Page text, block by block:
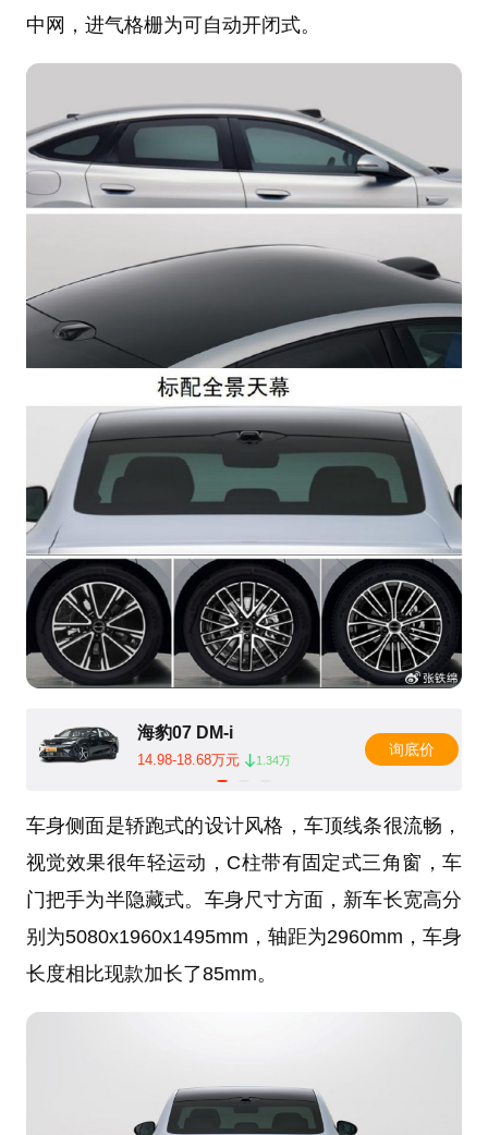
中网，进气格栅为可自动开闭式。
海豹07 DM-i
14.98-18.68万元 1.34万
询底价
车身侧面是轿跑式的设计风格，车顶线条很流畅，
视觉效果很年轻运动，C柱带有固定式三角窗，车
门把手为半隐藏式。车身尺寸方面，新车长宽高分
别为5080x1960x1495mm，轴距为2960mm，车身
长度相比现款加长了85mm。